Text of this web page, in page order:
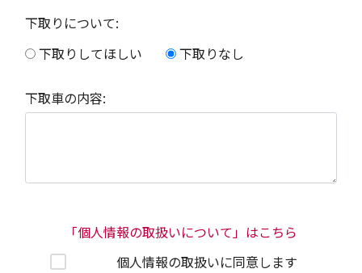
下取りについて:
下取りしてほしい
下取りなし
下取車の内容:
「個人情報の取扱いについて」はこちら
個人情報の取扱いに同意します